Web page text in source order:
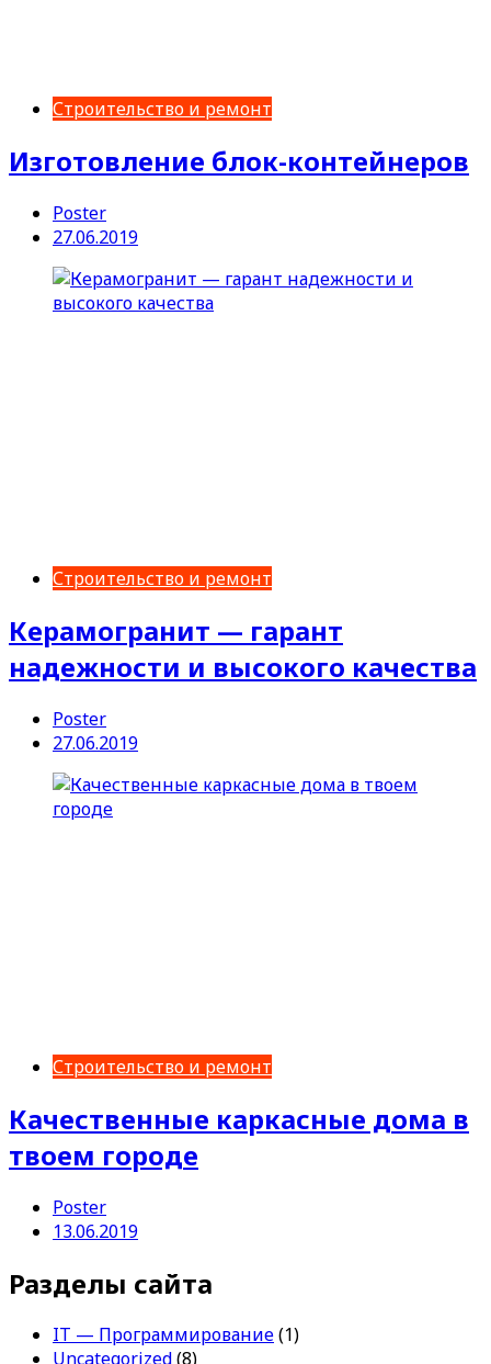
Строительство и ремонт
Изготовление блок-контейнеров
Poster
27.06.2019
Строительство и ремонт
Керамогранит — гарант
надежности и высокого качества
Poster
27.06.2019
Строительство и ремонт
Качественные каркасные дома в
твоем городе
Poster
13.06.2019
Разделы сайта
IT — Программирование(1)
Uncategorized(8)